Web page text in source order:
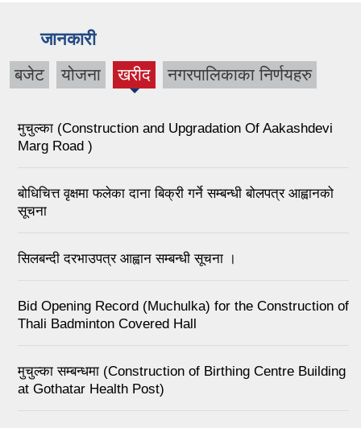
जानकारी
बजेट योजना खरीद
(active
नगरपालिकाका निर्णयहरु
मुचुल्का (Construction and Upgradation Of Aakashdevi
Marg Road )
बोधिचित्त वृक्षमा फलेका दाना बिक्री गर्ने सम्बन्धी बोलपत्र आह्वानको
सूचना
सिलबन्दी दरभाउपत्र आह्वान सम्बन्धी सूचना ।
Bid Opening Record (Muchulka) for the Construction of
Thali Badminton Covered Hall
मुचुल्का सम्बन्धमा (Construction of Birthing Centre Building
at Gothatar Health Post)